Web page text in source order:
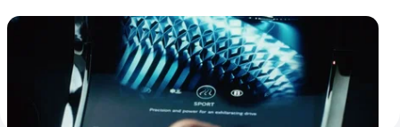
Bentley впервые показала интерьер
электрокроссовера Torcal
Основным лейтмотивом отделки станет ромб, который в
представлении Bentley ассоциируется с бриллиантом
28 июля